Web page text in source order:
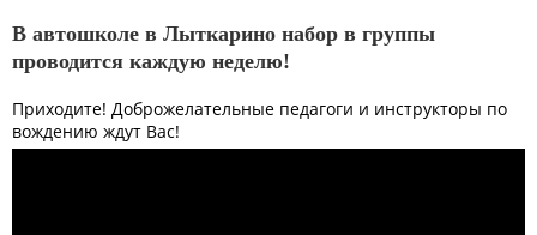
В автошколе в Лыткарино набор в группы
проводится каждую неделю!
Приходите! Доброжелательные педагоги и инструкторы по
вождению ждут Вас!